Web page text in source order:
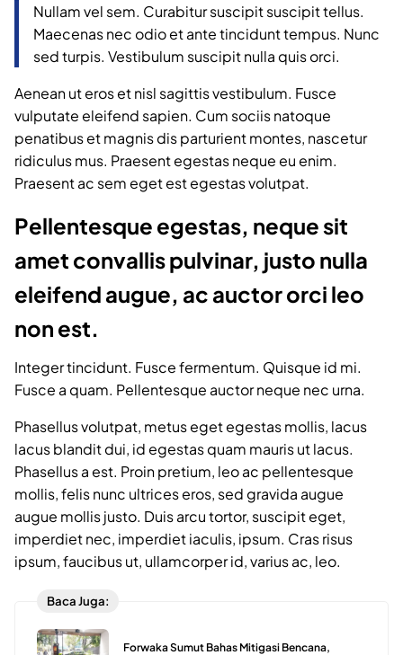
Nullam vel sem. Curabitur suscipit suscipit tellus.
Maecenas nec odio et ante tincidunt tempus. Nunc
sed turpis. Vestibulum suscipit nulla quis orci.
Aenean ut eros et nisl sagittis vestibulum. Fusce
vulputate eleifend sapien. Cum sociis natoque
penatibus et magnis dis parturient montes, nascetur
ridiculus mus. Praesent egestas neque eu enim.
Praesent ac sem eget est egestas volutpat.
Pellentesque egestas, neque sit
amet convallis pulvinar, justo nulla
eleifend augue, ac auctor orci leo
non est.
Integer tincidunt. Fusce fermentum. Quisque id mi.
Fusce a quam. Pellentesque auctor neque nec urna.
Phasellus volutpat, metus eget egestas mollis, lacus
lacus blandit dui, id egestas quam mauris ut lacus.
Phasellus a est. Proin pretium, leo ac pellentesque
mollis, felis nunc ultrices eros, sed gravida augue
augue mollis justo. Duis arcu tortor, suscipit eget,
imperdiet nec, imperdiet iaculis, ipsum. Cras risus
ipsum, faucibus ut, ullamcorper id, varius ac, leo.
Baca Juga:
Forwaka Sumut Bahas Mitigasi Bencana,